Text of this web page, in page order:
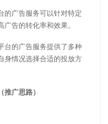
的广告服务可以针对特定
告的转化率和效果。
台的广告服务提供了多种
身情况选择合适的投放方
推广思路）